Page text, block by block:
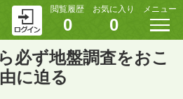
閲覧履歴
0
お気に入り
0
メニュー
必ず地盤調査をおこ
に迫る